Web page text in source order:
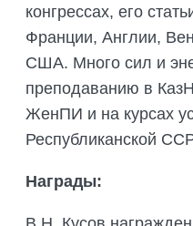
конгрессах, его
Франции, Англии,
США. Много сил и
преподаванию в
ЖенПИ и на курсах
Республиканской
Награды: